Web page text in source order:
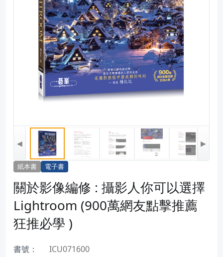
◀ ▶
紙本書 電子書
關於影像編修 : 攝影人你可以選擇
Lightroom (900萬網友點擊推薦
狂推必學 )
書號：
ICU071600